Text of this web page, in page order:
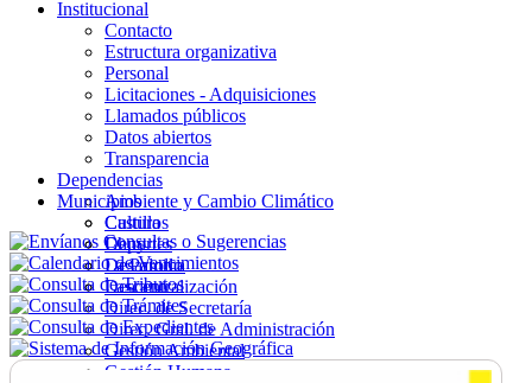
Institucional
Contacto
Estructura organizativa
Personal
Licitaciones - Adquisiciones
Llamados públicos
Datos abiertos
Transparencia
Dependencias
Ambiente y Cambio Climático
Cultura
Deportes
Desarrollo
Descentralización
Direc. de Secretaría
Direc. Gral. de Administración
Gestión Ambiental
Gestión Humana
Municipios
Castillos
Chuy
La Paloma
Lascano